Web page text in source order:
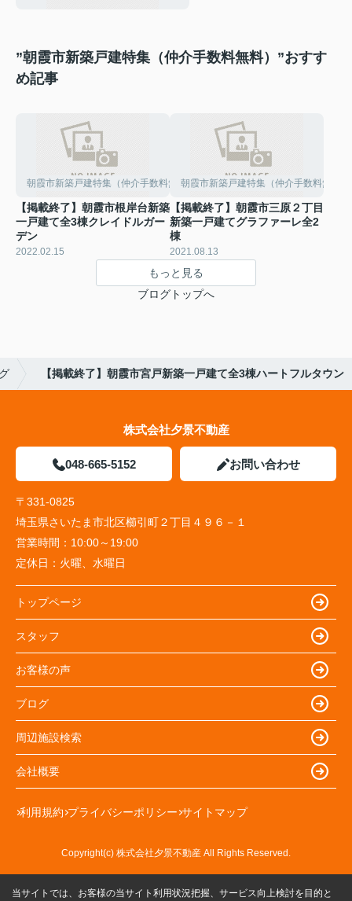
”朝霞市新築戸建特集（仲介手数料無料）”おすす
め記事
朝霞市新築戸建特集（仲介手数料無料）
【掲載終了】朝霞市根岸台新築
一戸建て全3棟クレイドルガー
デン
2022.02.15
朝霞市新築戸建特集（仲介手数料無料）
【掲載終了】朝霞市三原２丁目
新築一戸建てグラファーレ全2
棟
2021.08.13
もっと見る
ブログトップへ
【掲載終了】朝霞市宮戸新築一戸建て全3棟ハートフルタウン
株式会社夕景不動産
048-665-5152 お問い合わせ
〒331-0825
埼玉県さいたま市北区櫛引町２丁目４９６－１
営業時間： 10:00～19:00
定休日： 火曜、水曜日
トップページ
スタッフ
お客様の声
ブログ
周辺施設検索
会社概要
利用規約 プライバシーポリシー サイトマップ
Copyright(c) 株式会社夕景不動産 All Rights Reserved.
当サイトでは、お客様の当サイト利用状況把握、サービス向上検討を目的と